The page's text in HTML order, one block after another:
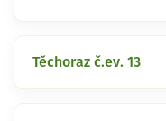
Těchoraz č.ev. 13